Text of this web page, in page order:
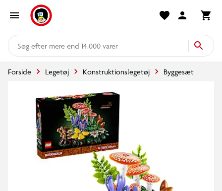
mere end 14.000 varer
Forside Legetøj Konstruktionslegetøj Byggesæt